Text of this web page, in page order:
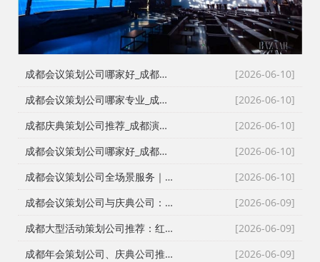
[2026-06-10]
成都会议策划公司哪家好_成都活动执行公司_成都庆典公司_火壶打铁花非遗表演全资源覆盖
[2026-06-10]
成都会议策划公司哪家专业_成都活动执行公司_成都庆典策划公司_全场景演艺资源快速匹配
[2026-06-10]
成都庆典策划公司推荐_成都演艺公司_成都活动执行公司_成都大型活动策划公司一手资源物美价廉
[2026-06-10]
成都会议策划公司哪家好_成都庆典策划公司排名_成都会务公司_成都活动执行公司专业团队推荐
[2026-06-10]
成都会议策划公司全场景服务｜成都活动公司活动类型全覆盖，成都会务公司一站式解决方案
[2026-06-09]
成都会议策划公司与庆典公司：红星商贸高难度活动执行实录
[2026-06-09]
成都大型活动策划公司推荐：红星27年深耕，专业靠谱团队大
[2026-06-09]
成都年会策划公司、庆典公司推荐：企业年会、周年庆典、颁奖典礼一站式承办，红星演艺与搭建团队专业靠谱